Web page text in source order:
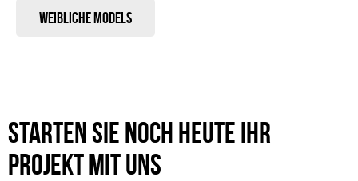
Weibliche Models
Starten Sie noch heute Ihr
Projekt mit uns